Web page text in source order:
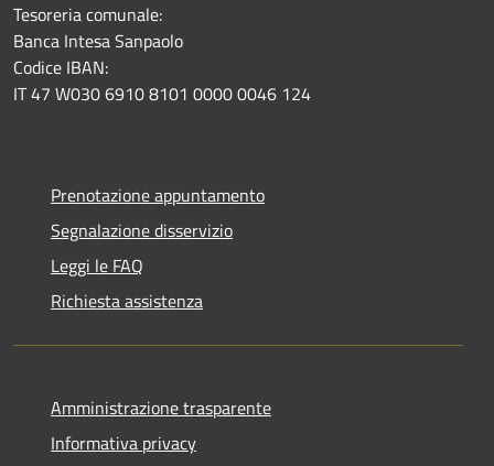
Tesoreria comunale:
Banca Intesa Sanpaolo
Codice IBAN:
IT 47 W030 6910 8101 0000 0046 124
Prenotazione appuntamento
Segnalazione disservizio
Leggi le FAQ
Richiesta assistenza
Amministrazione trasparente
Informativa privacy